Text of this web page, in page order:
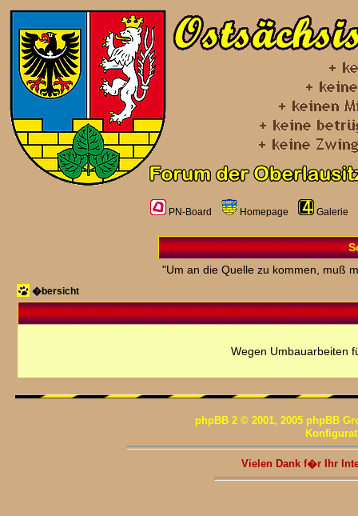
PN-Board Homepage Galerie
"Um an die Quelle zu kommen, muß
�bersicht
Wegen Umbauarbeiten
phpBB 2 © 2001, 2005 phpBB
Vielen Dank f�r Ihr